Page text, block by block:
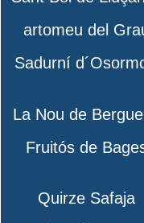
artomeu del
Sadurní
La Nou de
Fruitós de
Quirze Safaja